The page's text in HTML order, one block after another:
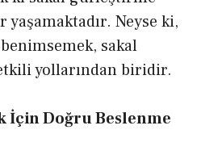
Neyse ki,
benimsemek, sakal
yollarından biridir.
İçin Doğru Beslenme